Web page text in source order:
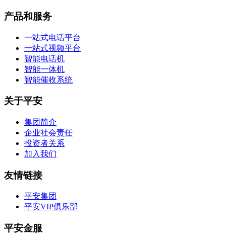
产品和服务
一站式电话平台
一站式视频平台
智能电话机
智能一体机
智能催收系统
关于平安
集团简介
企业社会责任
投资者关系
加入我们
友情链接
平安集团
平安VIP俱乐部
平安金服